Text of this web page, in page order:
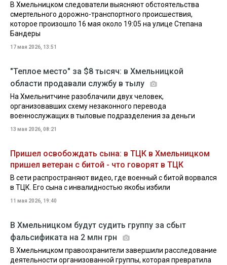
В Хмельницком следователи выясняют обстоятельства
смертельного дорожно-транспортного происшествия,
которое произошло 16 мая около 19:05 на улице Степана
Бандеры
17 мая 2026, 13:51
"Теплое место" за $8 тысяч: в Хмельницкой
области продавали службу в тылу
На Хмельнитчине разоблачили двух человек,
организовавших схему незаконного перевода
военнослужащих в тыловые подразделения за деньги
13 мая 2026, 08:21
Пришел освобождать сына: в ТЦК в Хмельницком
пришел ветеран с битой - что говорят в ТЦК
В сети распространяют видео, где военный с битой ворвался
в ТЦК. Его сына с инвалидностью якобы избили
11 мая 2026, 19:40
В Хмельницком будут судить группу за сбыт
фальсификата на 2 млн грн
В Хмельницком правоохранители завершили расследование
деятельности организованной группы, которая превратила